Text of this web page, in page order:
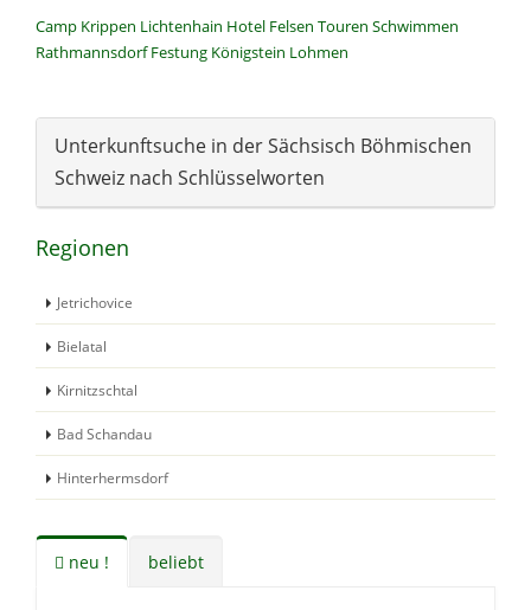
Camp Krippen Lichtenhain Hotel Felsen Touren Schwimmen
Rathmannsdorf Festung Königstein Lohmen
Unterkunftsuche in der Sächsisch Böhmischen
Schweiz nach Schlüsselworten
Regionen
Jetrichovice
Bielatal
Kirnitzschtal
Bad Schandau
Hinterhermsdorf
neu ! beliebt